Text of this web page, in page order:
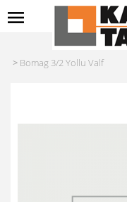
Bomag 3/2 Yollu Valf